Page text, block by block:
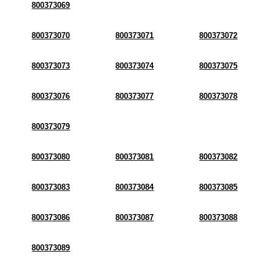
800373069
800373070 800373071 800373072
800373073 800373074 800373075
800373076 800373077 800373078
800373079
800373080 800373081 800373082
800373083 800373084 800373085
800373086 800373087 800373088
800373089